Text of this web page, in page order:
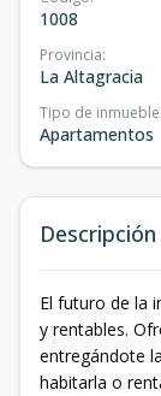
1008
Provincia:
La Altagracia
Tipo de inmueble
Apartamentos
Descripción
El futuro de la
y rentables.
entregándote
habitarla o